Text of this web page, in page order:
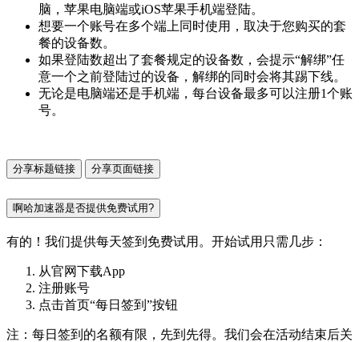
脑，苹果电脑端或iOS苹果手机端登陆。
想要一个账号在多个端上同时使用，取决于您购买的套
餐的设备数。
如果登陆数超出了套餐规定的设备数，会提示“解绑”任
意一个之前登陆过的设备，解绑的同时会将其踢下线。
无论是电脑端还是手机端，每台设备最多可以注册1个账
号。
分享标题链接 分享页面链接
啊哈加速器是否提供免费试用?
有的！我们提供每天签到免费试用。开始试用只需几步：
从官网下载App
注册账号
点击首页“每日签到”按钮
注：每日签到的名额有限，先到先得。我们会在活动结束后关